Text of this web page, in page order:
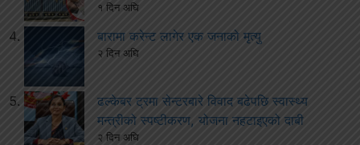
१ दिन अघि
बारामा करेन्ट लागेर एक जनाको मृत्यु
२ दिन अघि
ढल्केबर ट्रमा सेन्टरबारे विवाद बढेपछि स्वास्थ्य
मन्त्रीको स्पष्टीकरण, योजना नहटाइएको दाबी
२ दिन अघि